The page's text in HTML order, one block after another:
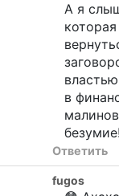
А я
в
безумие!
Ответить
fugos